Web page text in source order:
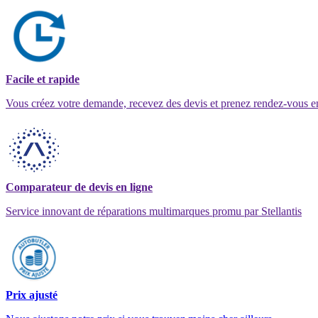
Facile et rapide
Vous créez votre demande, recevez des devis et prenez rendez-vous
Comparateur de devis en ligne
Service innovant de réparations multimarques promu par Stellantis
Prix ajusté